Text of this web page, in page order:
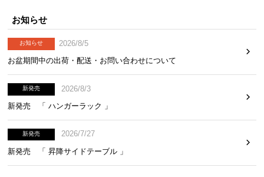
お知らせ
お知らせ
2026/8/5
お盆期間中の出荷・配送・お問い合わせについて
新発売
2026/8/3
新発売 「 ハンガーラック 」
新発売
2026/7/27
新発売 「 昇降サイドテーブル 」